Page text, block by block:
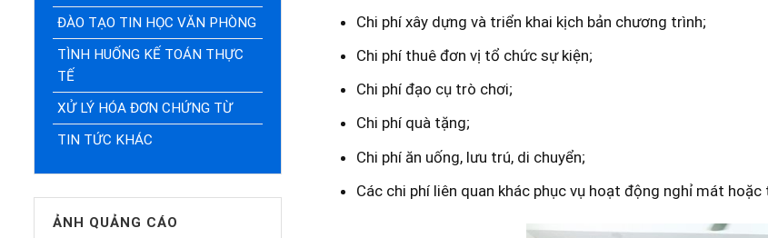
ĐÀO TẠO TIN HỌC VĂN PHÒNG
TÌNH HUỐNG KẾ TOÁN THỰC
TẾ
XỬ LÝ HÓA ĐƠN CHỨNG TỪ
TIN TỨC KHÁC
ẢNH QUẢNG CÁO
Chi phí xây dựng và triển khai kịch bản chương trình;
Chi phí thuê đơn vị tổ chức sự kiện;
Chi phí đạo cụ trò chơi;
Chi phí quà tặng;
Chi phí ăn uống, lưu trú, di chuyển;
Các chi phí liên quan khác phục vụ hoạt động nghỉ mát hoặc